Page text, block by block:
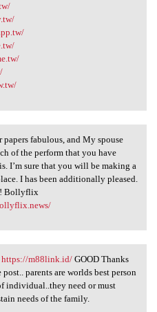
papers
fabulous, and My spouse
of the perform that you have
I’m sure that you will be making a
I has been additionally pleased.
Bollyflix
https://m88link
https://m88link.id/GOOD Thanks
parents are worlds best person
individual..they need or must
needs of the family.